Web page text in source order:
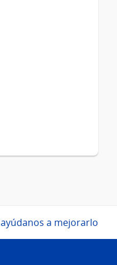
ayúdanos a mejorarlo